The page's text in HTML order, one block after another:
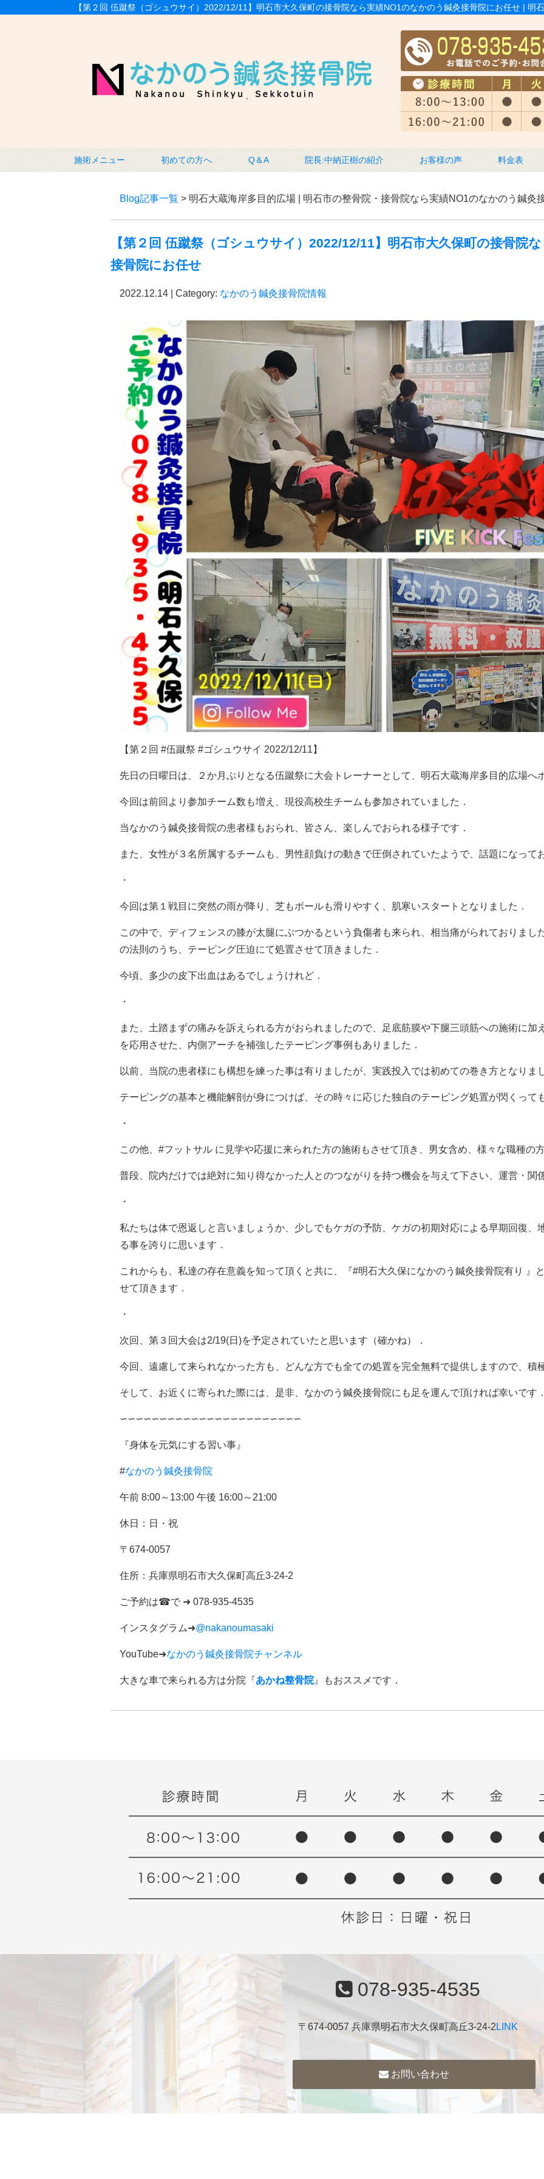
【第２回 伍蹴祭（ゴシュウサイ）2022/12/11】明石市大久保町の接骨院なら実績NO1のなかのう鍼灸接骨院にお任せ | 明
施術メニュー 初めての方へ Q＆A 院長:中納正樹の紹介 お客様の声 料金表
Blog記事一覧 > 明石大蔵海岸多目的広場 | 明石市の整骨院・接骨院なら実績NO1のなかのう鍼灸
【第２回 伍蹴祭（ゴシュウサイ）2022/12/11】明石市大久保町の接骨院
接骨院にお任せ
2022.12.14 | Category: なかのう鍼灸接骨院情報
【第２回 #伍蹴祭 #ゴシュウサイ 2022/12/11 】
先日の日曜日は、２か月ぶりとなる伍蹴祭に大会トレーナーとして、明石大蔵海岸多目的広場へ
今回は前回より参加チーム数も増え、現役高校生チームも参加されていました．
当なかのう鍼灸接骨院の患者様もおられ、皆さん、楽しんでおられる様子です．
また、女性が３名所属するチームも、男性顔負けの動きで圧倒されていたようで、話題になって
・
今回は第１戦目に突然の雨が降り、芝もボールも滑りやすく、肌寒いスタートとなりました．
この中で、ディフェンスの膝が太腿にぶつかるという負傷者も来られ、相当痛がられておりまし
の法則のうち、テーピング圧迫にて処置させて頂きました．
今頃、多少の皮下出血はあるでしょうけれど．
・
また、土踏まずの痛みを訴えられる方がおられましたので、足底筋膜や下腿三頭筋への施術に加え
を応用させた、内側アーチを補強したテーピング事例もありました．
以前、当院の患者様にも構想を練った事は有りましたが、実践投入では初めての巻き方となりま
テーピングの基本と機能解剖が身につけば、その時々に応じた独自のテーピング処置が閃くって
・
この他、 #フットサル に見学や応援に来られた方の施術もさせて頂き、男女含め、様々な職種の
普段、院内だけでは絶対に知り得なかった人とのつながりを持つ機会を与えて下さい、運営・関
・
私たちは体で恩返しと言いましょうか、少しでもケガの予防、ケガの初期対応による早期回復、
る事を誇りに思います．
これからも、私達の存在意義を知って頂くと共に、『#明石大久保になかのう鍼灸接骨院有り 』
せて頂きます．
・
次回、第３回大会は2/19(日 )を予定されていたと思います（確かね）．
今回、遠慮して来られなかった方も、どんな方でも全ての処置を完全無料で提供しますので、積
そして、お近くに寄られた際には、是非、なかのう鍼灸接骨院にも足を運んで頂ければ幸いです．
∽∽∽∽∽∽∽∽∽∽∽∽∽∽∽∽∽∽∽∽∽∽∽
『身体を元気にする習い事』
#なかのう鍼灸接骨院
午前 8:00～ 13:00 午後 16:00～ 21:00
休日：日・祝
〒 674-0057
住所： 兵庫県明石市大久保町高丘3-24-2
ご予約は☎で ➜ 078-935-4535
インスタグラム➜@nakanoumasaki
YouTube➜なかのう鍼灸接骨院チャンネル
大きな車で来られる方は分院『あかね整骨院』もおススメです．
078-935-4535
〒674-0057 兵庫県明石市大久保町高丘3-24-2 LINK
お問い合わせ